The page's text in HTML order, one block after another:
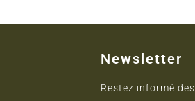
Newsletter
Restez informé des